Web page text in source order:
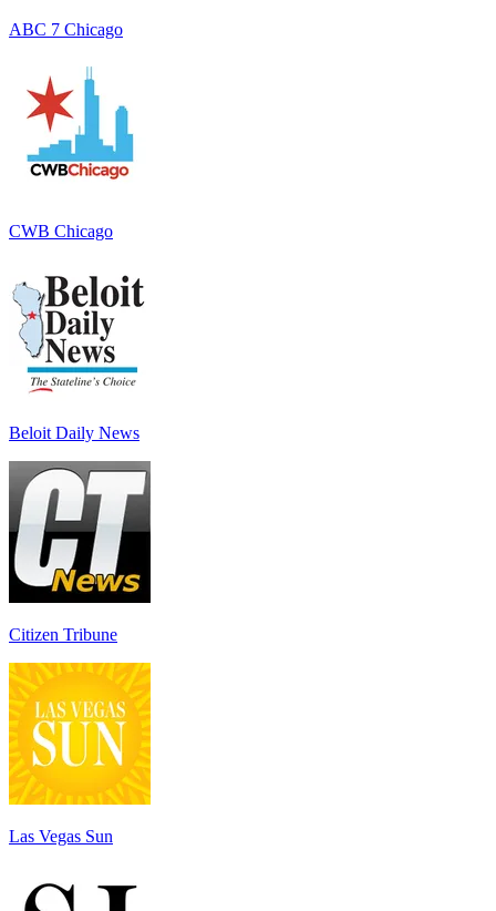
ABC 7 Chicago
CWB Chicago
Beloit Daily News
Citizen Tribune
Las Vegas Sun